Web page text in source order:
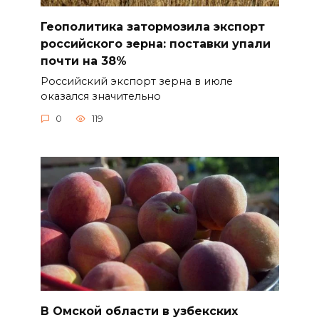
Геополитика затормозила экспорт
российского зерна: поставки упали
почти на 38%
Российский экспорт зерна в июле
оказался значительно
0 119
В Омской области в узбекских